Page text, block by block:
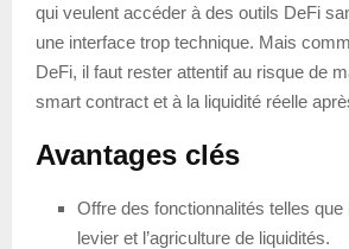
qui veulent accéder à des outils DeFi
une interface trop technique. Mais
DeFi, il faut rester attentif au risque de
smart contract et à la liquidité réelle
Avantages clés
Offre des fonctionnalités telles que
levier et l’agriculture de liquidités.